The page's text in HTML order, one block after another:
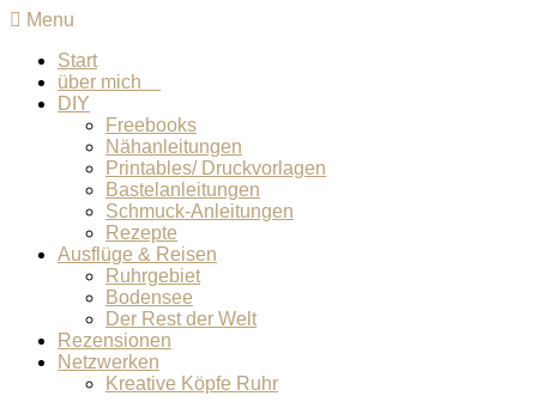
Menu
Start
über mich
DIY
Freebooks
Nähanleitungen
Printables/ Druckvorlagen
Bastelanleitungen
Schmuck-Anleitungen
Rezepte
Ausflüge & Reisen
Ruhrgebiet
Bodensee
Der Rest der Welt
Rezensionen
Netzwerken
Kreative Köpfe Ruhr